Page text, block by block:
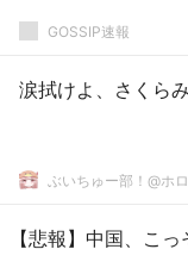
GOSSIP速報
涙拭けよ、さくら
ぶいちゅー部！@ホ
【悲報】中国、こ